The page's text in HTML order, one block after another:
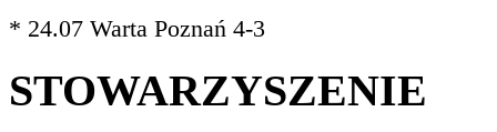
* 24.07 Warta Poznań 4-3
STOWARZYSZENIE